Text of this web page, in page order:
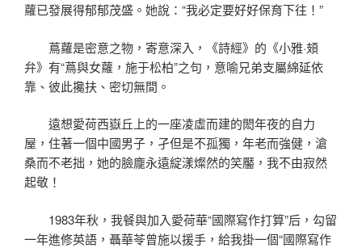
蘿已發展得郁郁茂盛。她說：“我必定要好好保育下往！”
蔦蘿是密意之物，寄意深入，《詩經》的《小雅·頍
弁》有“蔦與女蘿，施于松柏”之句，意喻兄弟支屬綿延依
靠、彼此攙扶、密切無間。
遠想愛荷西嶽丘上的一座凌虛而建的閎年夜的自力
屋，住著一個中國男子，孑但是不孤獨，年老而強健，滄
桑而不老拙，她的臉龐永遠綻漾燦然的笑靨，我不由寂然
起敬！
1983年秋，我餐與加入愛荷華“國際寫作打算”后，勾留
一年進修英語，聶華苓曾施以援手，給我掛一個“國際寫作